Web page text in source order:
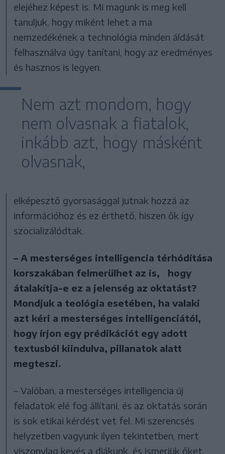
elejéhez képest is. Mi magunk is meg kell
tanuljuk, hogy miként lehet a ma
nemzedékének a technológia minden áldását
felhasználva úgy tanítani, hogy az eredményes
és hasznos is legyen.
Nem azt mondom, hogy
nem olvasnak a fiatalok,
inkább azt, hogy másként
olvasnak,
elképesztő gyorsasággal jutnak hozzá az
információhoz és ez érthető, hiszen ők így
szocializálódtak.
– A mesterséges intelligencia térhódítása
korszakában felmerülhet az is, hogy
átalakítja-e ez a jelenség az oktatást?
Mondjuk a teológia esetében, ha valaki
azt kéri a mesterséges intelligenciától,
hogy írjon egy prédikációt egy adott
textusból kiindulva, pillanatok alatt
megteszi.
– Valóban, a mesterséges intelligencia új
feladatok elé fog állítani, és az oktatás során
is sok etikai kérdést vet fel. Mi szerencsés
helyzetben vagyunk ilyen tekintetben, mert
viszonylag kevés a diákunk, és ismerjük őket.